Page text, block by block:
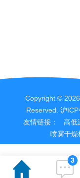
Copyright ©
Reserved.沪
友情链接：
高低
喷雾干燥